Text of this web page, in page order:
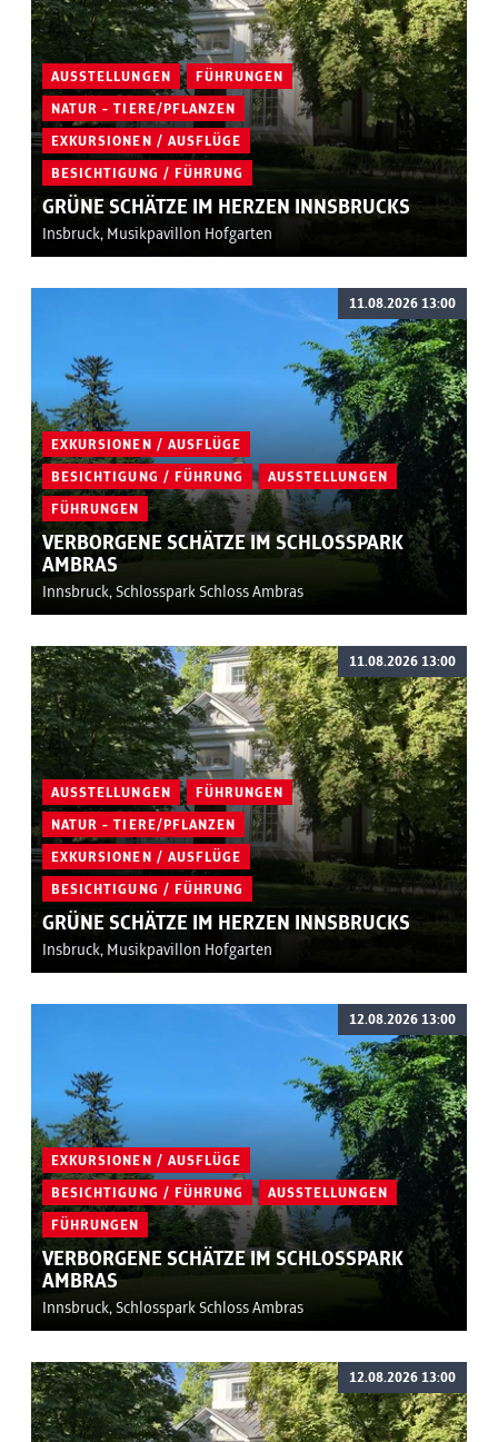
AUSSTELLUNGEN FÜHRUNGEN
NATUR - TIERE/PFLANZEN
EXKURSIONEN / AUSFLÜGE
BESICHTIGUNG / FÜHRUNG
GRÜNE SCHÄTZE IM HERZEN INNSBRUCKS
Insbruck, Musikpavillon Hofgarten
EXKURSIONEN / AUSFLÜGE
BESICHTIGUNG / FÜHRUNG AUSSTELLUNGEN
FÜHRUNGEN
VERBORGENE SCHÄTZE IM SCHLOSSPARK
AMBRAS
Innsbruck, Schlosspark Schloss Ambras
11.08.2026 13:00
AUSSTELLUNGEN FÜHRUNGEN
NATUR - TIERE/PFLANZEN
EXKURSIONEN / AUSFLÜGE
BESICHTIGUNG / FÜHRUNG
GRÜNE SCHÄTZE IM HERZEN INNSBRUCKS
Insbruck, Musikpavillon Hofgarten
11.08.2026 13:00
EXKURSIONEN / AUSFLÜGE
BESICHTIGUNG / FÜHRUNG AUSSTELLUNGEN
FÜHRUNGEN
VERBORGENE SCHÄTZE IM SCHLOSSPARK
AMBRAS
Innsbruck, Schlosspark Schloss Ambras
12.08.2026 13:00
12.08.2026 13:00